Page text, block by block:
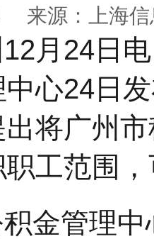
来源：上海信
月24日
心24日
将广州
工范围
金管理